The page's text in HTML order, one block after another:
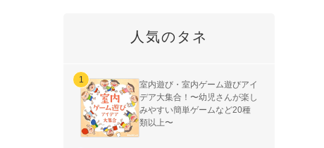
人気のタネ
室内遊び・室内ゲーム遊びアイ
デア大集合！〜幼児さんが楽し
みやすい簡単ゲームなど20種
類以上〜